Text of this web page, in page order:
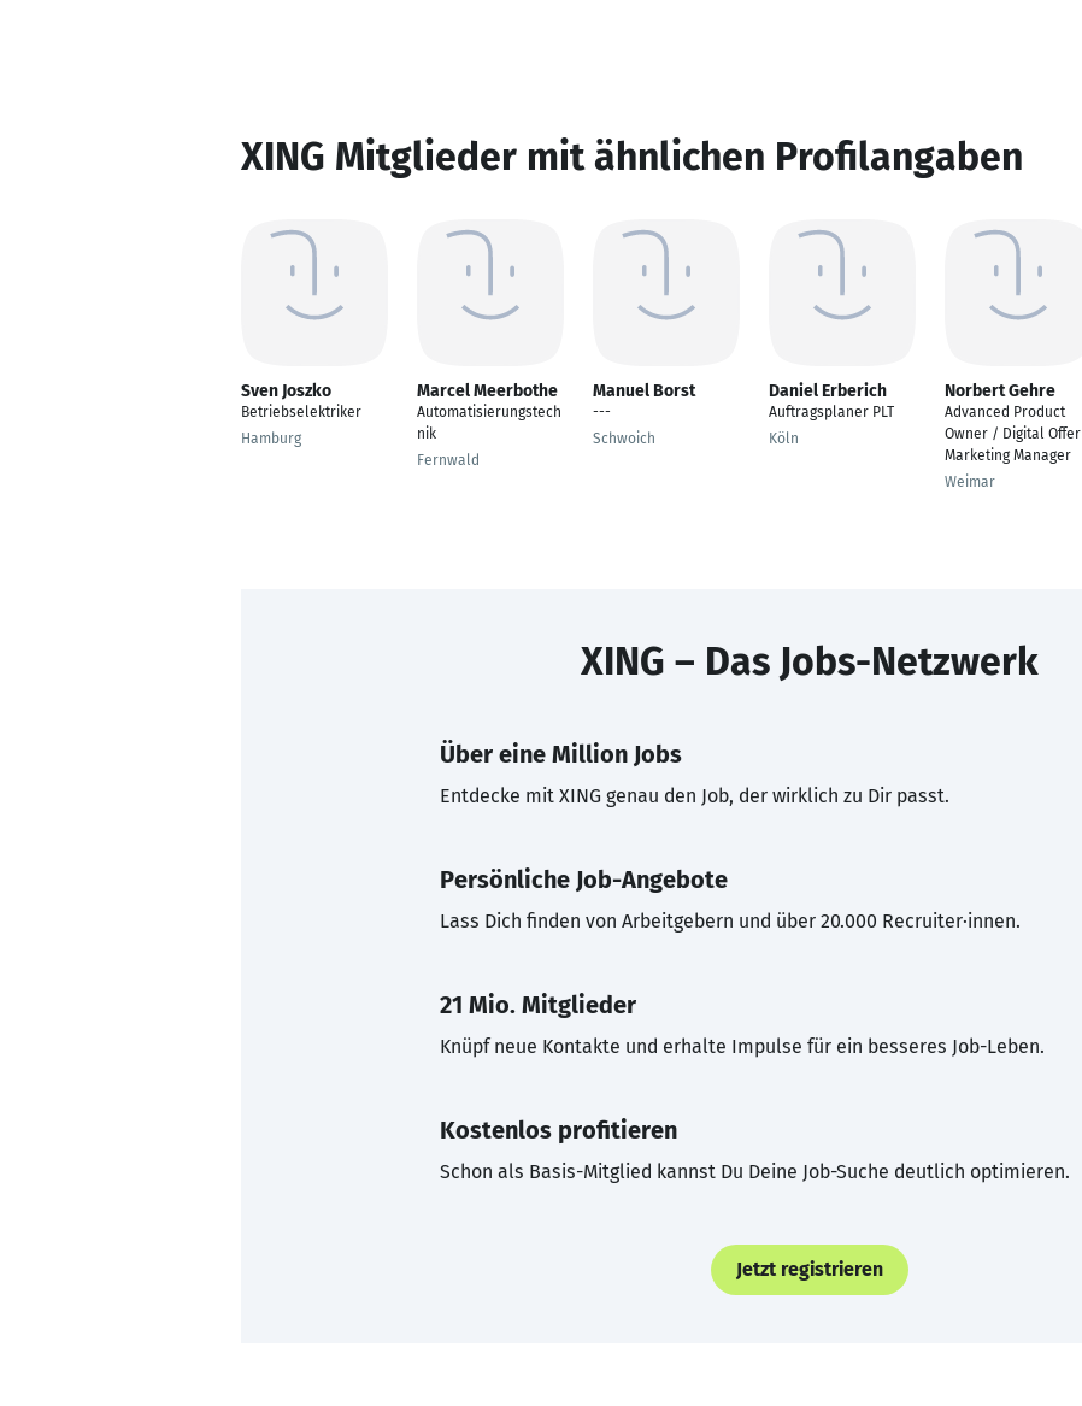
XING Mitglieder mit ähnlichen Profilangaben
Sven Joszko
Betriebselektriker
Hamburg
Marcel Meerbothe
Automatisierungstech
nik
Fernwald
Manuel Borst
---
Schwoich
Daniel Erberich
Auftragsplaner PLT
Köln
Norbert Gehre
Advanced Product
Owner / Digital Offer
Marketing Manager
Weimar
XING – Das Jobs-Netzwerk
Über eine Million Jobs
Entdecke mit XING genau den Job, der wirklich zu Dir passt.
Persönliche Job-Angebote
Lass Dich finden von Arbeitgebern und über 20.000 Recruiter·innen.
21 Mio. Mitglieder
Knüpf neue Kontakte und erhalte Impulse für ein besseres Job-Leben.
Kostenlos profitieren
Schon als Basis-Mitglied kannst Du Deine Job-Suche deutlich optimieren.
Jetzt registrieren